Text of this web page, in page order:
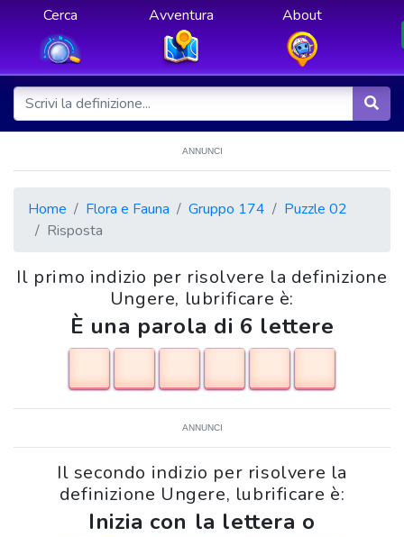
Cerca Avventura About
ANNUNCI
Home Flora e Fauna Gruppo 174
Puzzle 02
Risposta
Il primo indizio per risolvere la definizione
Ungere, lubrificare è:
È una parola di 6 lettere
ANNUNCI
Il secondo indizio per risolvere la
definizione Ungere, lubrificare è:
Inizia con la lettera o